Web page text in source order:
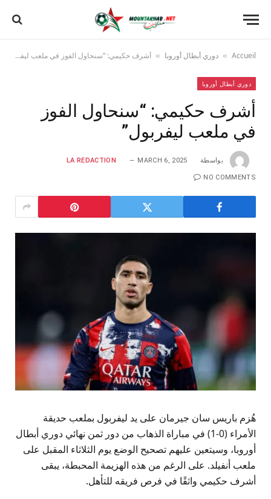
Accueil
» دوري أبطال أوروبا » أشرف حكيمي: “سنحاول الفوز في ملعب ليفربول”
دوري أبطال أوروبا
أشرف حكيمي: “سنحاول الفوز
في ملعب ليفربول”
بواسطة LA REDACTION MARCH 6, 2025
NO COMMENTS
هُزم باريس سان جيرمان على يد ليفربول بملعب حديقة
الأمراء (0-1) في مباراة الذهاب من دور ثمن نهائي دوري أبطال
أوروبا، وسيتعين عليهم تصحيح الوضع يوم الثلاثاء المقبل على
ملعب أنفيلد. على الرغم من هذه الهزيمة المحبطة، يبقى
أشرف حكيمي واثقًا في فرص فريقه للتأهل.